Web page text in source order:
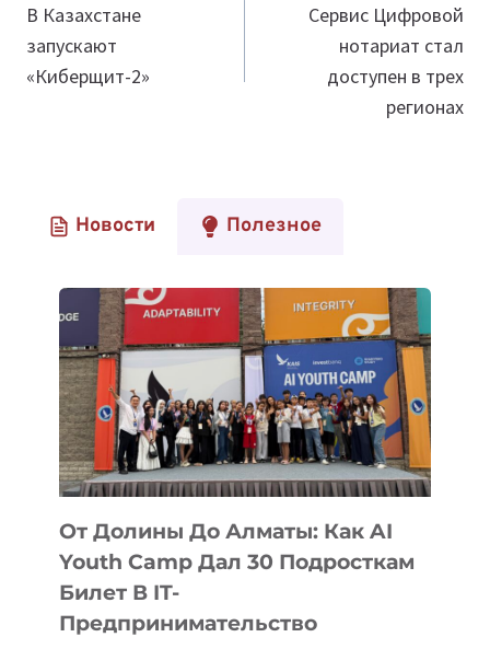
по
записям
В Казахстане
запускают
«Киберщит-2»
Сервис Цифровой
нотариат стал
доступен в трех
регионах
Новости Полезное
От Долины До Алматы: Как AI
Youth Camp Дал 30 Подросткам
Билет В IT-
Предпринимательство